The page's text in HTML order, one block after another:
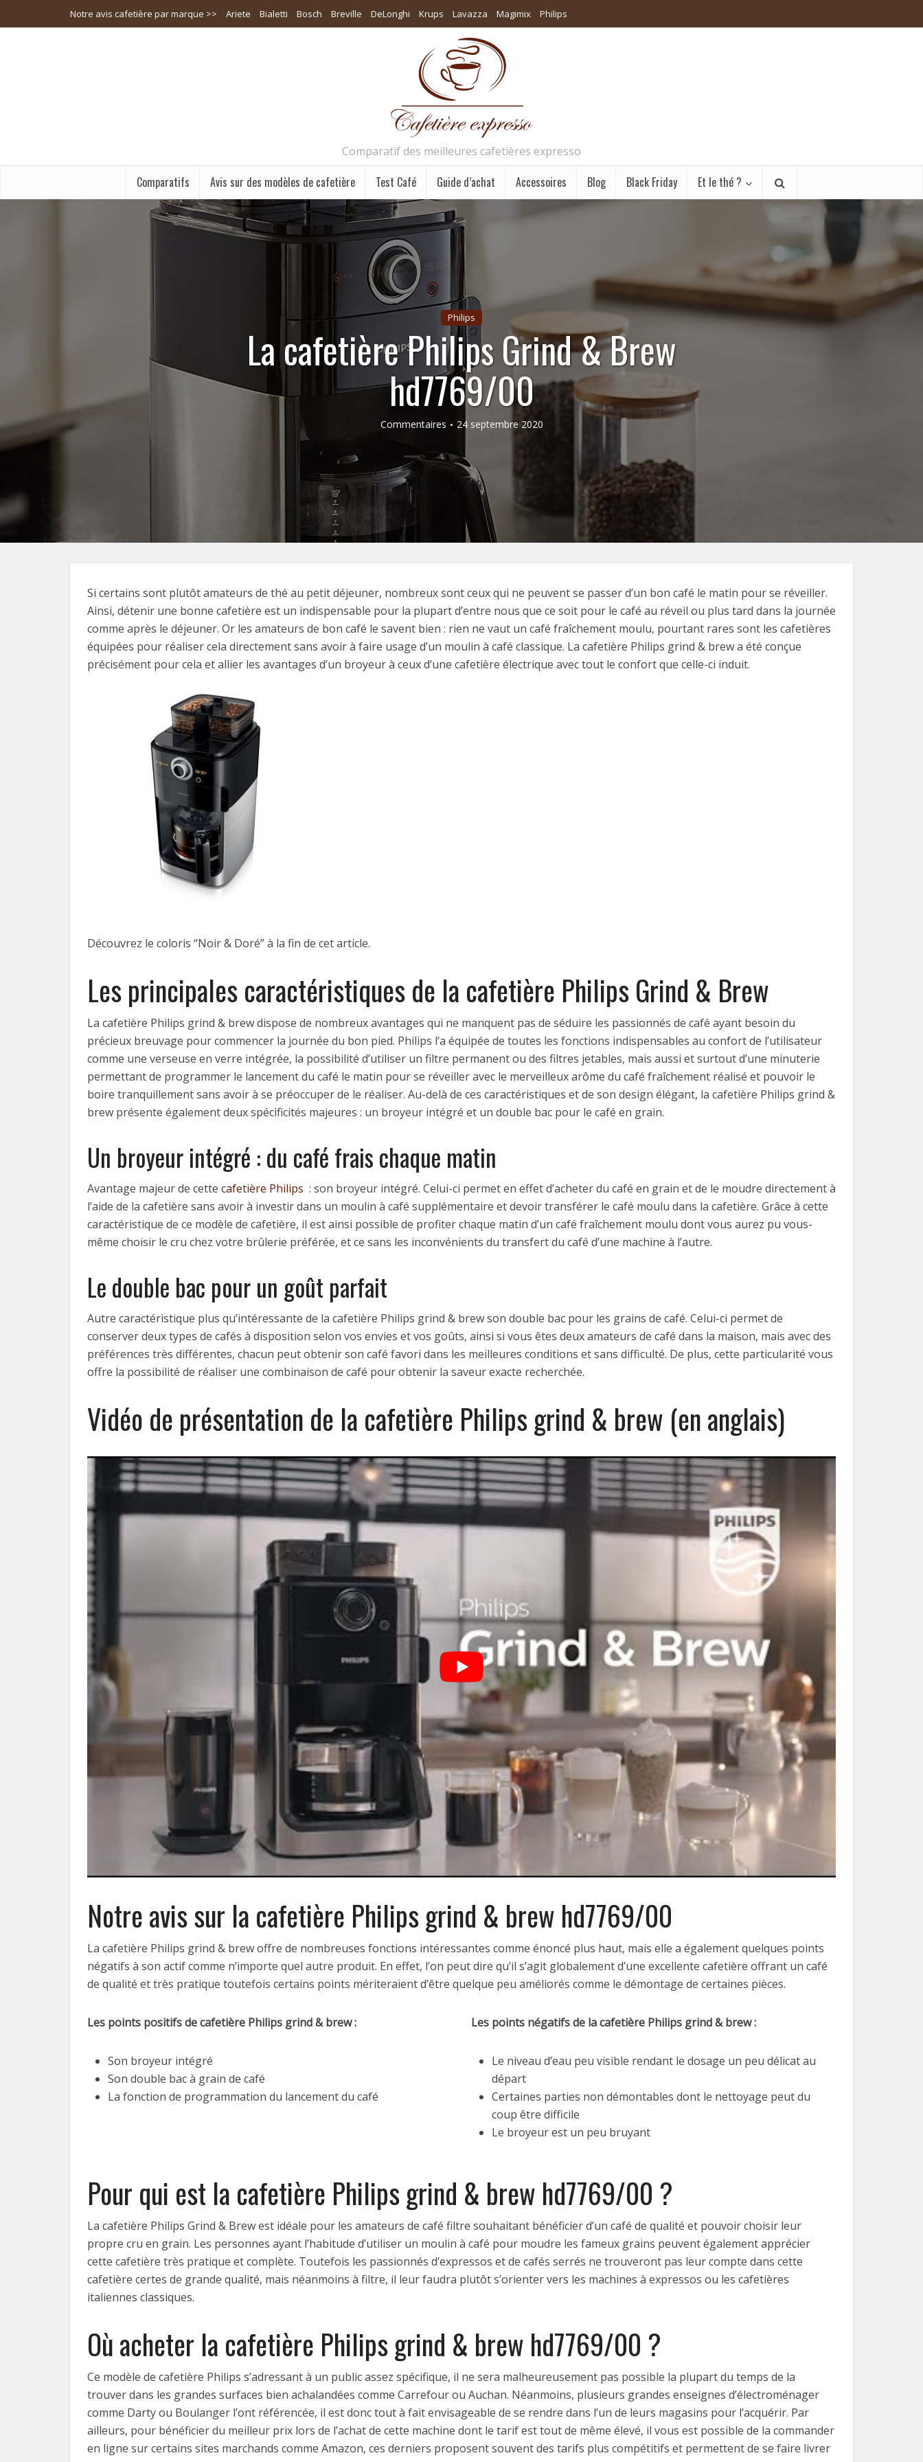
Notre avis cafetière par marque >> Ariete Bialetti Bosch Breville DeLonghi Krups Lavazza Magimix Philips
Comparatif des meilleures cafetières expresso
Comparatifs Avis sur des modèles de cafetière Test Café Guide d’achat Accessoires Blog Black Friday Et le thé ?
Philips
La cafetière Philips Grind & Brew
hd7769/00
Commentaires 24 septembre 2020
Si certains sont plutôt amateurs de thé au petit déjeuner, nombreux sont ceux qui ne peuvent se passer d’un bon café le matin pour se réveiller.
Ainsi, détenir une bonne cafetière est un indispensable pour la plupart d’entre nous que ce soit pour le café au réveil ou plus tard dans la journée
comme après le déjeuner. Or les amateurs de bon café le savent bien : rien ne vaut un café fraîchement moulu, pourtant rares sont les cafetières
équipées pour réaliser cela directement sans avoir à faire usage d’un moulin à café classique. La cafetière Philips grind & brew a été conçue
précisément pour cela et allier les avantages d’un broyeur à ceux d’une cafetière électrique avec tout le confort que celle-ci induit.
Découvrez le coloris “Noir & Doré” à la fin de cet article.
Les principales caractéristiques de la cafetière Philips Grind & Brew
La cafetière Philips grind & brew dispose de nombreux avantages qui ne manquent pas de séduire les passionnés de café ayant besoin du
précieux breuvage pour commencer la journée du bon pied. Philips l’a équipée de toutes les fonctions indispensables au confort de l’utilisateur
comme une verseuse en verre intégrée, la possibilité d’utiliser un filtre permanent ou des filtres jetables, mais aussi et surtout d’une minuterie
permettant de programmer le lancement du café le matin pour se réveiller avec le merveilleux arôme du café fraîchement réalisé et pouvoir le
boire tranquillement sans avoir à se préoccuper de le réaliser. Au-delà de ces caractéristiques et de son design élégant, la cafetière Philips grind &
brew présente également deux spécificités majeures : un broyeur intégré et un double bac pour le café en grain.
Un broyeur intégré : du café frais chaque matin
Avantage majeur de cette cafetière Philips : son broyeur intégré. Celui-ci permet en effet d’acheter du café en grain et de le moudre directement à
l’aide de la cafetière sans avoir à investir dans un moulin à café supplémentaire et devoir transférer le café moulu dans la cafetière. Grâce à cette
caractéristique de ce modèle de cafetière, il est ainsi possible de profiter chaque matin d’un café fraîchement moulu dont vous aurez pu vous-
même choisir le cru chez votre brûlerie préférée, et ce sans les inconvénients du transfert du café d’une machine à l’autre.
Le double bac pour un goût parfait
Autre caractéristique plus qu’intéressante de la cafetière Philips grind & brew son double bac pour les grains de café. Celui-ci permet de
conserver deux types de cafés à disposition selon vos envies et vos goûts, ainsi si vous êtes deux amateurs de café dans la maison, mais avec des
préférences très différentes, chacun peut obtenir son café favori dans les meilleures conditions et sans difficulté. De plus, cette particularité vous
offre la possibilité de réaliser une combinaison de café pour obtenir la saveur exacte recherchée.
Vidéo de présentation de la cafetière Philips grind & brew (en anglais)
Notre avis sur la cafetière Philips grind & brew hd7769/00
La cafetière Philips grind & brew offre de nombreuses fonctions intéressantes comme énoncé plus haut, mais elle a également quelques points
négatifs à son actif comme n’importe quel autre produit. En effet, l’on peut dire qu’il s’agit globalement d’une excellente cafetière offrant un café
de qualité et très pratique toutefois certains points mériteraient d’être quelque peu améliorés comme le démontage de certaines pièces.
Les points positifs de cafetière Philips grind & brew :
Son broyeur intégré
Son double bac à grain de café
La fonction de programmation du lancement du café
Les points négatifs de la cafetière Philips grind & brew :
Le niveau d’eau peu visible rendant le dosage un peu délicat au
départ
Certaines parties non démontables dont le nettoyage peut du
coup être difficile
Le broyeur est un peu bruyant
Pour qui est la cafetière Philips grind & brew hd7769/00 ?
La cafetière Philips Grind & Brew est idéale pour les amateurs de café filtre souhaitant bénéficier d’un café de qualité et pouvoir choisir leur
propre cru en grain. Les personnes ayant l’habitude d’utiliser un moulin à café pour moudre les fameux grains peuvent également apprécier
cette cafetière très pratique et complète. Toutefois les passionnés d’expressos et de cafés serrés ne trouveront pas leur compte dans cette
cafetière certes de grande qualité, mais néanmoins à filtre, il leur faudra plutôt s’orienter vers les machines à expressos ou les cafetières
italiennes classiques.
Où acheter la cafetière Philips grind & brew hd7769/00 ?
Ce modèle de cafetière Philips s’adressant à un public assez spécifique, il ne sera malheureusement pas possible la plupart du temps de la
trouver dans les grandes surfaces bien achalandées comme Carrefour ou Auchan. Néanmoins, plusieurs grandes enseignes d’électroménager
comme Darty ou Boulanger l’ont référencée, il est donc tout à fait envisageable de se rendre dans l’un de leurs magasins pour l’acquérir. Par
ailleurs, pour bénéficier du meilleur prix lors de l’achat de cette machine dont le tarif est tout de même élevé, il vous est possible de la commander
en ligne sur certains sites marchands comme Amazon, ces derniers proposent souvent des tarifs plus compétitifs et permettent de se faire livrer